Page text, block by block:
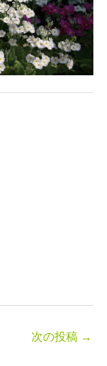
次の投稿 →